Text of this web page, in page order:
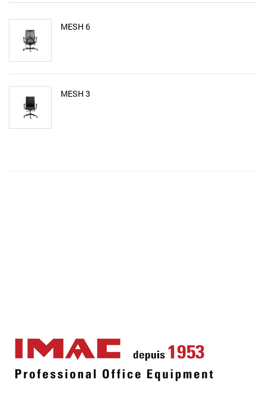
MESH 6
MESH 3